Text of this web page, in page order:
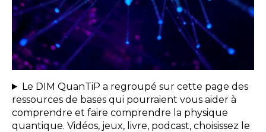
Le DIM QuanTiP a regroupé sur cette page des
ressources de bases qui pourraient vous aider à
comprendre et faire comprendre la physique
quantique. Vidéos, jeux, livre, podcast, choisissez le